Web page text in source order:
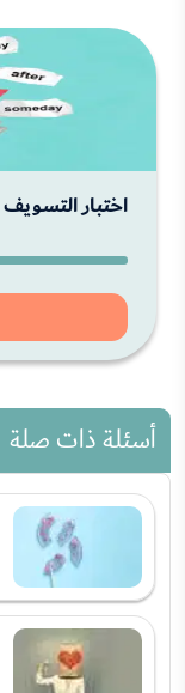
اختبار
أسئلة ذات صلة